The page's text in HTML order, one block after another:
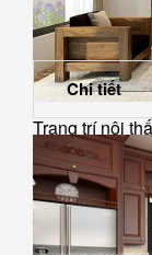
Trang trí nội
Chi tiết